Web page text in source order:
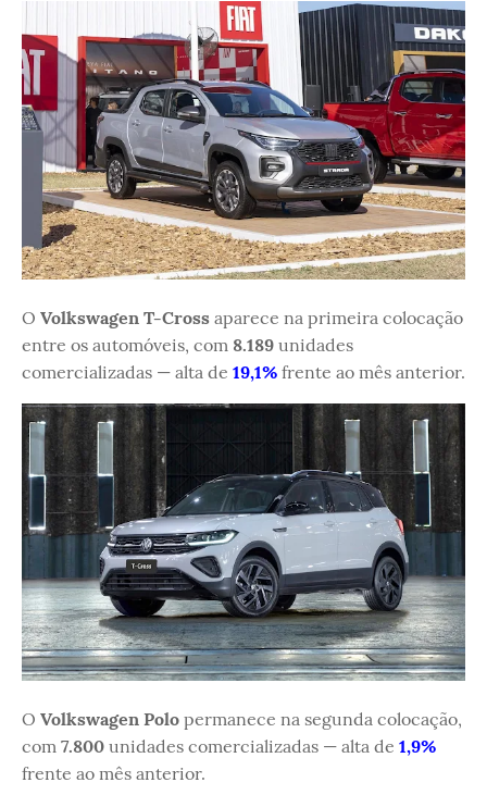
O Volkswagen T-Cross aparece na primeira colocação
entre os automóveis, com 8.189 unidades
comercializadas — alta de 19,1% frente ao mês anterior.
O Volkswagen Polo permanece na segunda colocação,
com 7.800 unidades comercializadas — alta de 1,9%
frente ao mês anterior.